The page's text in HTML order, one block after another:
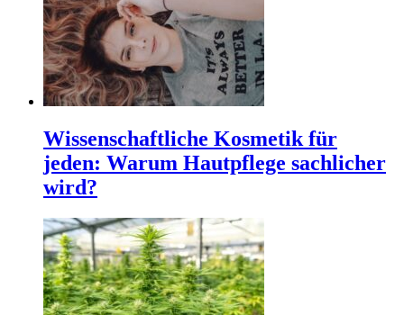
Wissenschaftliche Kosmetik für
jeden: Warum Hautpflege sachlicher
wird?